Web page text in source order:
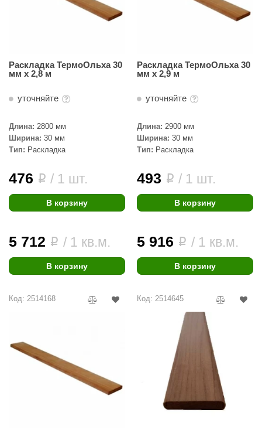
камень
Раскладка ТермоОльха 30
мм х 2,8 м
уточняйте
Длина: 2800 мм
Ширина: 30 мм
Тип: Раскладка
476 i / 1 шт.
В корзину
5 712 i / 1 кв.м.
В корзину
Раскладка ТермоОльха 30
мм х 2,9 м
уточняйте
Длина: 2900 мм
Ширина: 30 мм
Тип: Раскладка
493 i / 1 шт.
В корзину
5 916 i / 1 кв.м.
В корзину
Код: 2514168 Код: 2514645